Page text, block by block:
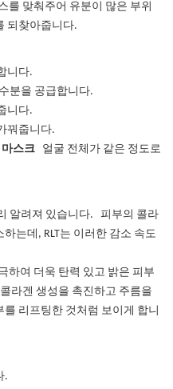
를 맞춰주어 유분이 많은 부위
되찾아줍니다.
니다.
분을 공급합니다.
니다.
꿔줍니다.
스크
얼굴 전체가 같은 정도로
알려져 있습니다.
피부의 콜라
는데, RLT는 이러한 감소 속도
하여 더욱 탄력 있고 밝은 피부
콜라겐 생성을 촉진하고 주름을
리프팅한 것처럼 보이게 합니
.